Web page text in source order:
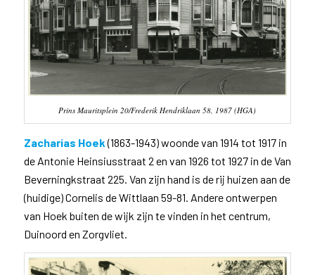
Prins Mauritsplein 20/Frederik Hendriklaan 58, 1987 (HGA)
Zacharias Hoek(1863-1943) woonde van 1914 tot 1917 in
de Antonie Heinsiusstraat 2 en van 1926 tot 1927 in de Van
Beverningkstraat 225. Van zijn hand is de rij huizen aan de
(huidige) Cornelis de Wittlaan 59-81. Andere ontwerpen
van Hoek buiten de wijk zijn te vinden in het centrum,
Duinoord en Zorgvliet.